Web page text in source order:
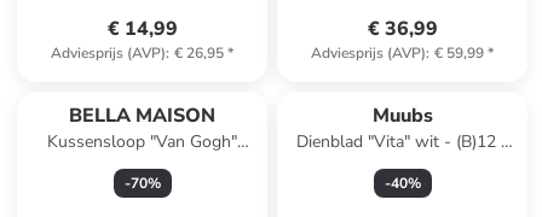
€ 14,99
Adviesprijs (AVP): € 26,95*
€ 36,99
Adviesprijs (AVP): € 59,99*
BELLA MAISON
Kussensloop "Van Gogh"
wit/turquoise - (L)43 x (B)43
cm
-70%
Muubs
Dienblad "Vita" wit - (B)12 x
(H)2,5 x (D)12 cm
-40%